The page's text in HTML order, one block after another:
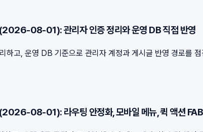
08-01): 관리자 인증 정리와 운영 DB 직접 반영
하고, 운영 DB 기준으로 관리자 계정과 게시글 반영 경로
08-01): 라우팅 안정화, 모바일 메뉴, 퀵 액션